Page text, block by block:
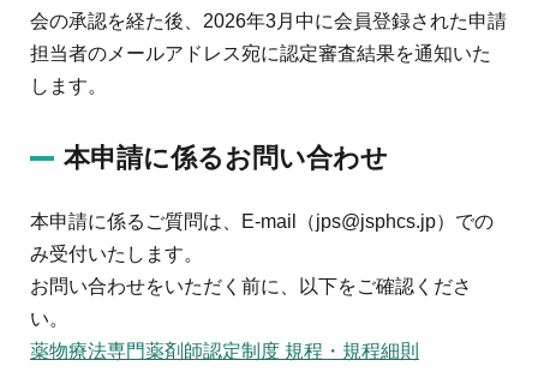
会の承認を経た後、2026年3月中に会員登録された申請
担当者のメールアドレス宛に認定審査結果を通知いた
します。
本申請に係るお問い合わせ
本申請に係るご質問は、E-mail（jps@jsphcs.jp）での
み受付いたします。
お問い合わせをいただく前に、以下をご確認くださ
い。
薬物療法専門薬剤師認定制度 規程・規程細則